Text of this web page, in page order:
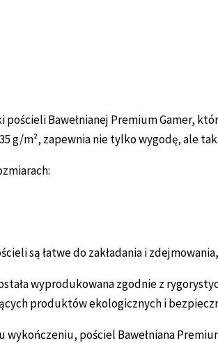
Bawełnianej Premium Gamer,
g/m², zapewnia nie tylko wygodę, ale
są łatwe do zakładania i
wyprodukowana zgodnie z
produktów ekologicznych i
pościel Bawełniana